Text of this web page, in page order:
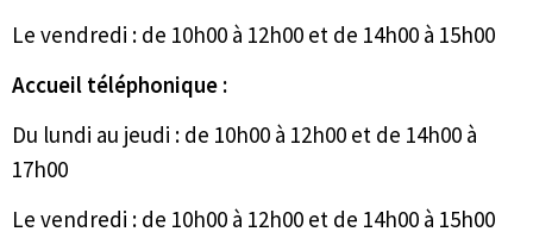
Le vendredi : de 10h00 à 12h00 et de 14h00 à 15h00
Accueil téléphonique :
Du lundi au jeudi : de 10h00 à 12h00 et de 14h00 à
17h00
Le vendredi : de 10h00 à 12h00 et de 14h00 à 15h00